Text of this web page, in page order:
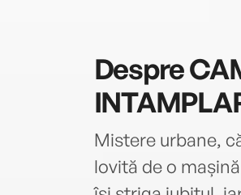
Despre
Mistere urbane,
lovită de o